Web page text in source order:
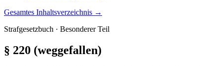
Gesamtes Inhaltsverzeichnis →
Strafgesetzbuch · Besonderer Teil
§ 220 (weggefallen)